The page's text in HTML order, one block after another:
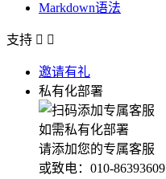
Markdown语法
支持  
邀请有礼
私有化部署
如需私有化部署
请添加您的专属客服
或致电：010-86393609